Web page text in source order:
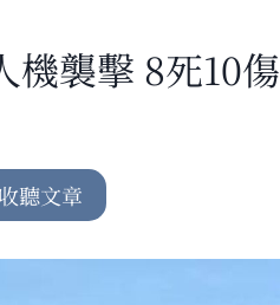
機襲擊 8死10傷
收聽文章